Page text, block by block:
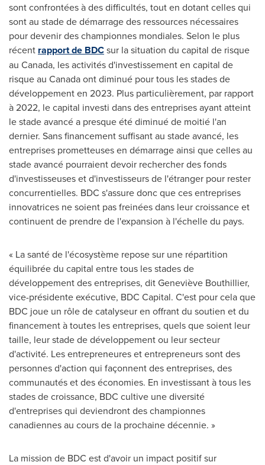
sont confrontées à des difficultés, tout en dotant celles qui
sont au stade de démarrage des ressources nécessaires
pour devenir des championnes mondiales. Selon le plus
récent rapport de BDCsur la situation du capital de risque
au Canada, les activités d'investissement en capital de
risque au Canadaont diminué pour tous les stades de
développement en 2023. Plus particulièrement, par rapport
à 2022, le capital investi dans des entreprises ayant atteint
le stade avancé a presque été diminué de moitié l'an
dernier. Sans financement suffisant au stade avancé, les
entreprises prometteuses en démarrage ainsi que celles au
stade avancé pourraient devoir rechercher des fonds
d'investisseuses et d'investisseurs de l'étranger pour rester
concurrentielles. BDC s'assure donc que ces entreprises
innovatrices ne soient pas freinées dans leur croissance et
continuent de prendre de l'expansion à l'échelle du pays.
« La santé de l'écosystème repose sur une répartition
équilibrée du capital entre tous les stades de
développement des entreprises, dit Geneviève Bouthillier,
vice-présidente exécutive, BDC Capital. C'est pour cela que
BDC joue un rôle de catalyseur en offrant du soutien et du
financement à toutes les entreprises, quels que soient leur
taille, leur stade de développement ou leur secteur
d'activité. Les entrepreneures et entrepreneurs sont des
personnes d'action qui façonnent des entreprises, des
communautés et des économies. En investissant à tous les
stades de croissance, BDC cultive une diversité
d'entreprises qui deviendront des championnes
canadiennes au cours de la prochaine décennie. »
La mission de BDC est d'avoir un impact positif sur